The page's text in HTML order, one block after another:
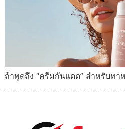
ถ้าพูดถึง “ครีมกันแดด” สำหรับท